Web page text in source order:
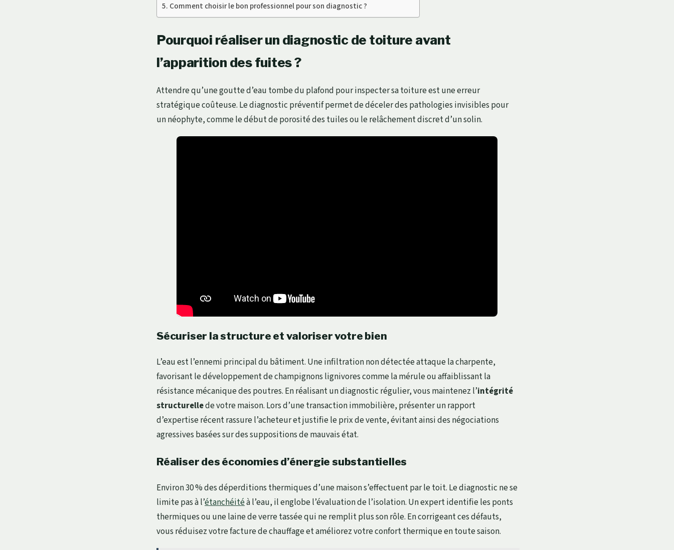
Comment choisir le bon professionnel pour son diagnostic ?
Pourquoi réaliser un diagnostic de toiture avant
l’apparition des fuites ?
Attendre qu’une goutte d’eau tombe du plafond pour inspecter sa toiture est une erreur
stratégique coûteuse. Le diagnostic préventif permet de déceler des pathologies invisibles pour
un néophyte, comme le début de porosité des tuiles ou le relâchement discret d’un solin.
Sécuriser la structure et valoriser votre bien
L’eau est l’ennemi principal du bâtiment. Une infiltration non détectée attaque la charpente,
favorisant le développement de champignons lignivores comme la mérule ou affaiblissant la
résistance mécanique des poutres. En réalisant un diagnostic régulier, vous maintenez l’intégrité
structurellede votre maison. Lors d’une transaction immobilière, présenter un rapport
d’expertise récent rassure l’acheteur et justifie le prix de vente, évitant ainsi des négociations
agressives basées sur des suppositions de mauvais état.
Réaliser des économies d’énergie substantielles
Environ 30 % des déperditions thermiques d’une maison s’effectuent par le toit. Le diagnostic ne se
limite pas à l’étanchéitéà l’eau, il englobe l’évaluation de l’isolation. Un expert identifie les ponts
thermiques ou une laine de verre tassée qui ne remplit plus son rôle. En corrigeant ces défauts,
vous réduisez votre facture de chauffage et améliorez votre confort thermique en toute saison.